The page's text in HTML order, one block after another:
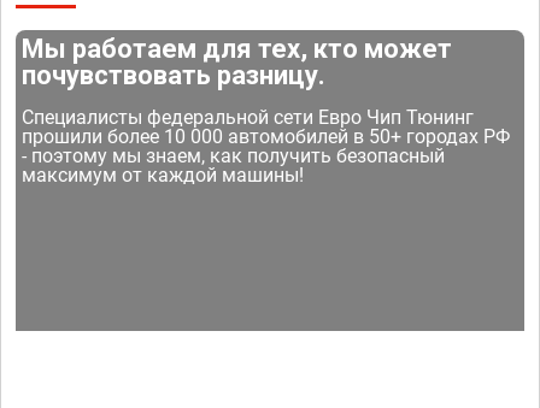
Мы работаем для тех, кто может
почувствовать разницу.
Специалисты федеральной сети Евро Чип Тюнинг
прошили более 10 000 автомобилей в 50+ городах РФ
- поэтому мы знаем, как получить безопасный
максимум от каждой машины!